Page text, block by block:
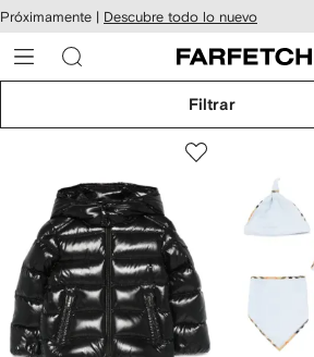
al
Próximamente | Descubre todo lo nuevo
Filtrar